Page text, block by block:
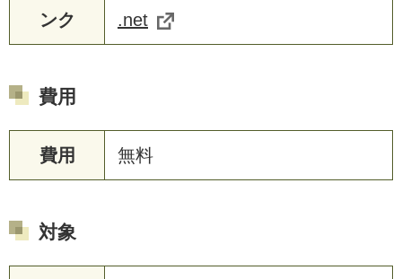
ンク
.net
費用
費用 無料
対象